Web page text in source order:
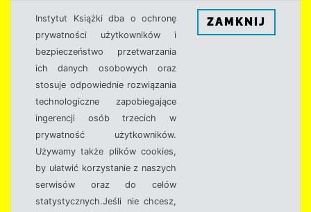
Instytut Książki dba o ochronę
prywatności użytkowników i
bezpieczeństwo przetwarzania
ich danych osobowych oraz
stosuje odpowiednie rozwiązania
technologiczne zapobiegające
ingerencji osób trzecich w
prywatność użytkowników.
Używamy także plików cookies,
by ułatwić korzystanie z naszych
serwisów oraz do celów
statystycznych.Jeśli nie chcesz,
ZAMKNIJ